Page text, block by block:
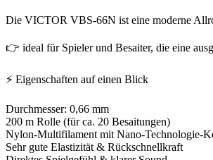
Die VICTOR VBS-66N ist eine moderne
👉 ideal für Spieler und Besaiter, die eine
⚡ Eigenschaften auf einen Blick
Durchmesser: 0,66 mm
200 m Rolle (für ca. 20 Besaitungen)
Nylon-Multifilament mit Nano-Technologie-
Sehr gute Elastizität & Rückschnellkraft